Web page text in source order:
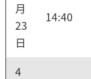
月
23
日
14:40
4